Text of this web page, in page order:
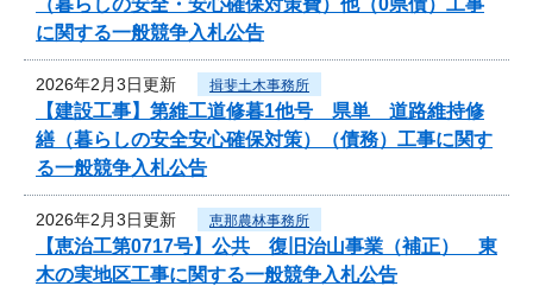
に関する一般競争入札公告
2026年2月3日更新 揖斐土木事務所
【建設工事】第維工道修暮1他号 県単 道路維持修
繕（暮らしの安全安心確保対策）（債務）工事に関す
る一般競争入札公告
2026年2月3日更新 恵那農林事務所
【恵治工第0717号】公共 復旧治山事業（補正） 東
木の実地区工事に関する一般競争入札公告